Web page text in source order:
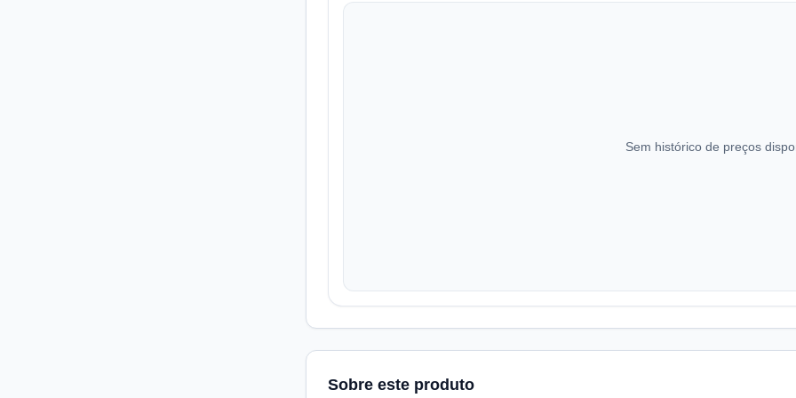
Sem histórico de preços
Sobre este produto